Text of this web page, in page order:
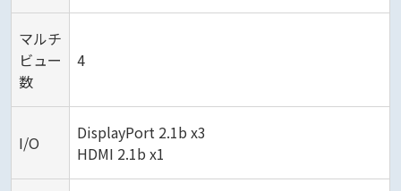
マルチ
ビュー
数
4
I/O
DisplayPort 2.1b x3
HDMI 2.1b x1